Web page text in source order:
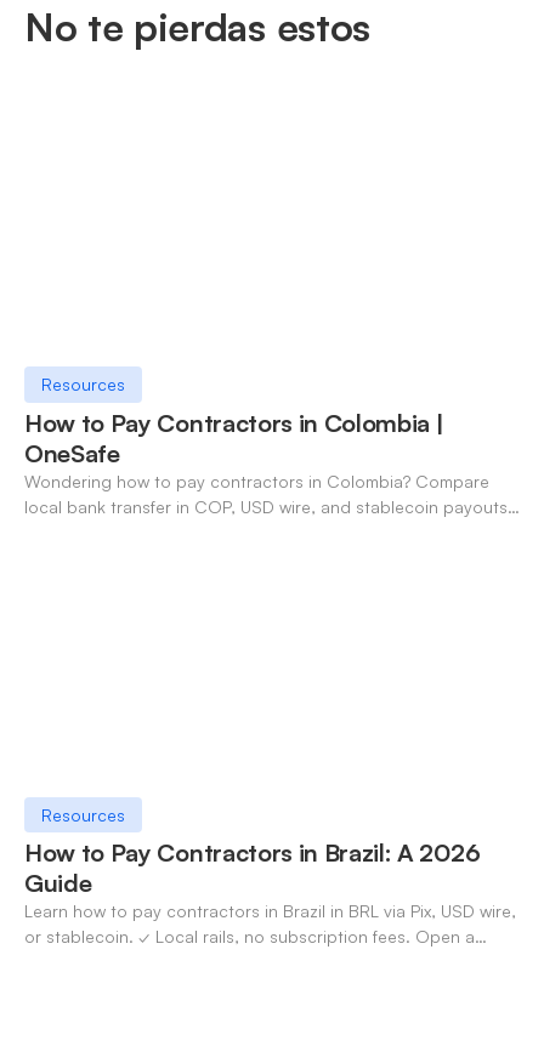
No te pierdas estos
Resources
How to Pay Contractors in Colombia |
OneSafe
Wondering how to pay contractors in Colombia? Compare
local bank transfer in COP, USD wire, and stablecoin payouts.
Resources
How to Pay Contractors in Brazil: A 2026
Guide
Learn how to pay contractors in Brazil in BRL via Pix, USD wire,
or stablecoin. ✓ Local rails, no subscription fees. Open a